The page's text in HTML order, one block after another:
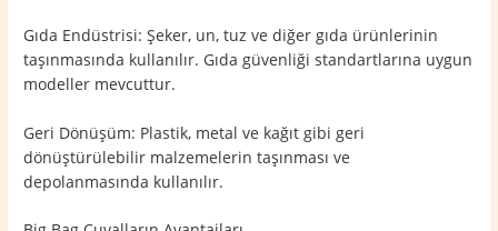
Gıda Endüstrisi: Şeker, un, tuz ve diğer gıda ürünlerinin
taşınmasında kullanılır. Gıda güvenliği standartlarına uygun
modeller mevcuttur.
Geri Dönüşüm: Plastik, metal ve kağıt gibi geri
dönüştürülebilir malzemelerin taşınması ve
depolanmasında kullanılır.